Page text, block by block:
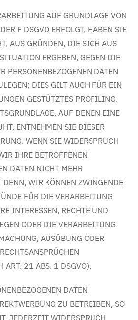
AUF GRUNDLAGE VON
F DSGVO ERFOLGT, HABEN SIE
AUS GRÜNDEN, DIE SICH AUS
ERGEBEN, GEGEN DIE
PERSONENBEZOGENEN DATEN
DIES GILT AUCH FÜR EIN
GESTÜTZTES PROFILING.
AUF DENEN EINE
ENTNEHMEN SIE DIESER
WENN SIE WIDERSPRUCH
IHRE BETROFFENEN
DATEN NICHT MEHR
DENN, WIR KÖNNEN ZWINGENDE
FÜR DIE VERARBEITUNG
INTERESSEN, RECHTE UND
ODER DIE VERARBEITUNG
AUSÜBUNG ODER
ART. 21 ABS. 1 DSGVO).
DATEN
ZU BETREIBEN, SO
JEDERZEIT WIDERSPRUCH